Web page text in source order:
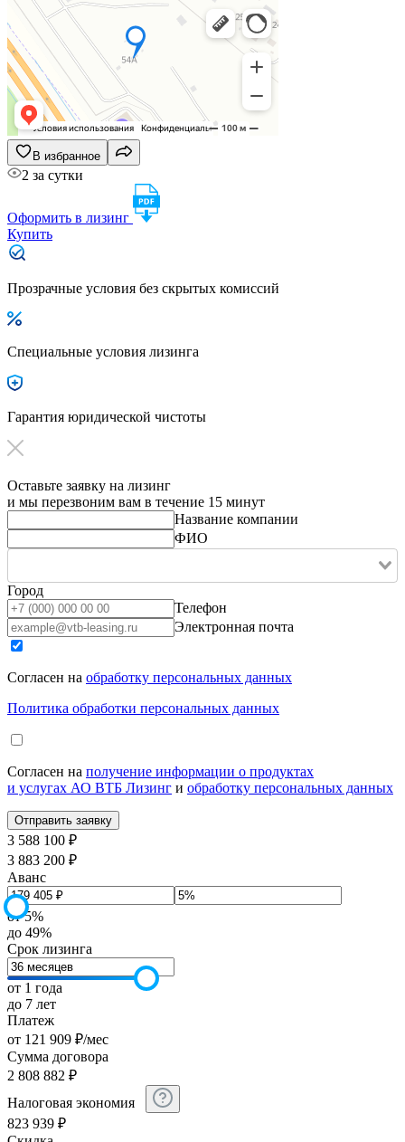
В избранное
2 за сутки
Оформить в лизинг
Купить
Прозрачные условия без скрытых комиссий
Специальные условия лизинга
Гарантия юридической чистоты
Оставьте заявку на лизинг
и мы перезвоним вам в течение 15 минут
Название компании
ФИО
Город
Телефон
Электронная почта
Согласен на обработку персональных данных
Политика обработки персональных данных
Согласен на получение информации о продуктах
и услугах АО ВТБ Лизинг и обработку персональных данных
3 588 100 ₽
3 883 200 ₽
Аванс
от 5%
до 49%
Срок лизинга
от 1 года
до 7 лет
Платеж
от 121 909 ₽/мес
Сумма договора
2 808 882 ₽
Налоговая экономия
823 939 ₽